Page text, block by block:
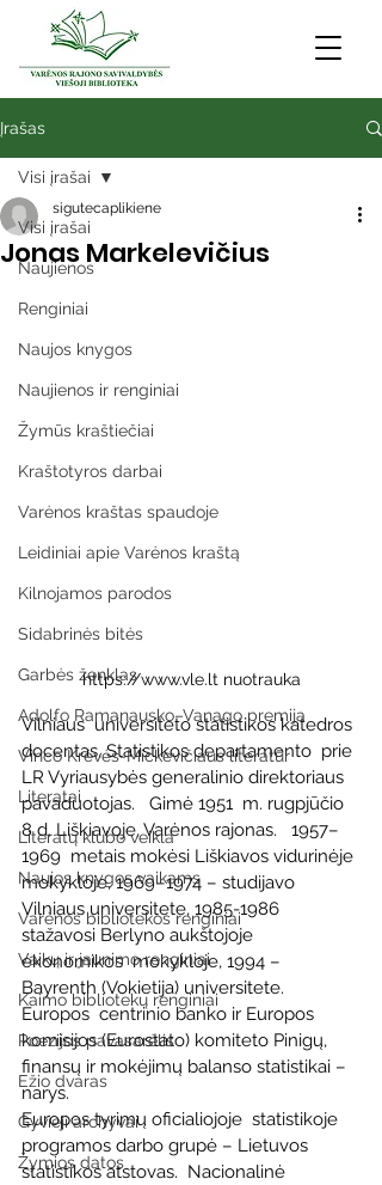
Įrašas
Visi įrašai
Naujienos
Renginiai
Naujos knygos
Naujienos ir renginiai
Žymūs kraštiečiai
Kraštotyros darbai
Varėnos kraštas spaudoje
Leidiniai apie Varėnos kraštą
Kilnojamos parodos
Sidabrinės bitės
Garbės ženklas
Adolfo Ramanausko–Vanago premija
Vinco Krėvės-Mickevičiaus literatūr
Literatai
Literatų klubo veikla
Naujos knygos vaikams
Varėnos bibliotekos renginiai
Vaikų ir jaunimo renginiai
Kaimo bibliotekų renginiai
Poezijos pavasarėlis
Ežio dvaras
Gyvieji archyvai
Žymios datos
Visi įrašai
Jonas Markelevičius
sigutecaplikiene
https://www.vle.lt nuotrauka
Vilniaus  universiteto statistikos katedros
docentas, Statistikos departamento  prie
LR Vyriausybės generalinio direktoriaus
pavaduotojas.   Gimė 1951  m. rugpjūčio
8 d. Liškiavoje, Varėnos rajonas.   1957–
1969  metais mokėsi Liškiavos vidurinėje
mokykloje, 1969–1974 – studijavo
Vilniaus universitete, 1985-1986
stažavosi Berlyno aukštojoje
ekonomikos  mokykloje, 1994 –
Bayrenth (Vokietija) universitete.
Europos  centrinio banko ir Europos
komisijos (Eurostato) komiteto Pinigų,
finansų ir mokėjimų balanso statistikai –
narys.
Europos tyrimų oficialiojoje  statistikoje
programos darbo grupė – Lietuvos
statistikos atstovas.  Nacionalinė